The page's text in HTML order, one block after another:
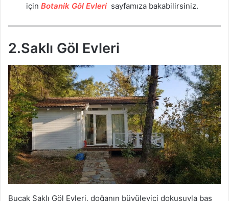
için Botanik Göl Evleri sayfamıza bakabilirsiniz.
2.Saklı Göl Evleri
Bucak Saklı Göl Evleri, doğanın büyüleyici dokusuyla baş